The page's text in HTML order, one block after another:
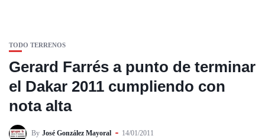
TODO TERRENOS
Gerard Farrés a punto de terminar
el Dakar 2011 cumpliendo con
nota alta
By José González Mayoral 14/01/2011